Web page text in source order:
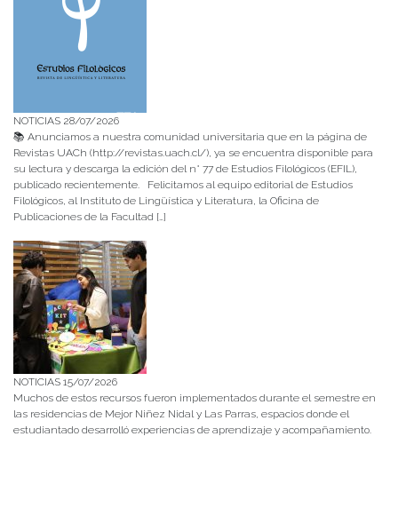
NOTICIAS 28/07/2026
📚 Anunciamos a nuestra comunidad universitaria que en la página de
Revistas UACh (http://revistas.uach.cl/), ya se encuentra disponible para
su lectura y descarga la edición del n° 77 de Estudios Filológicos (EFIL),
publicado recientemente. Felicitamos al equipo editorial de Estudios
Filológicos, al Instituto de Lingüística y Literatura, la Oficina de
Publicaciones de la Facultad […]
NOTICIAS 15/07/2026
Muchos de estos recursos fueron implementados durante el semestre en
las residencias de Mejor Niñez Nidal y Las Parras, espacios donde el
estudiantado desarrolló experiencias de aprendizaje y acompañamiento.